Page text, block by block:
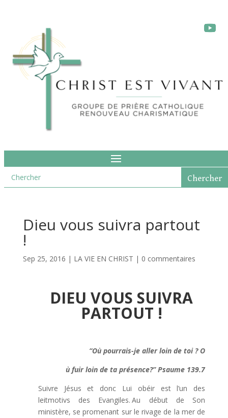
Dieu vous suivra partout
!
Sep 25, 2016 | LA VIE EN CHRIST | 0 commentaires
DIEU VOUS SUIVRA
PARTOUT !
“Où pourrais-je aller loin de toi ? O
ù fuir loin de ta présence?” Psaume 139.7
Suivre Jésus et donc Lui obéir est l’un des
leitmotivs des Evangiles. Au début de Son
ministère, se promenant sur le rivage de la mer de